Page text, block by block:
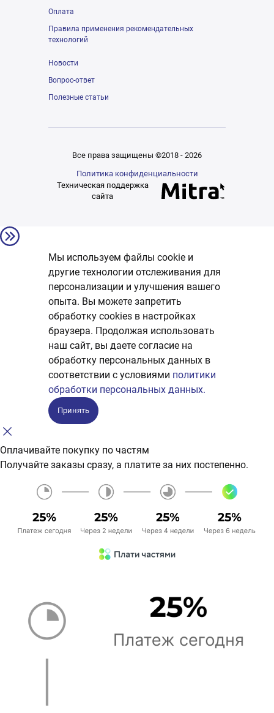
Оплата
Правила применения рекомендательных
технологий
Новости
Вопрос-ответ
Полезные статьи
Все права защищены ©2018 - 2026
Политика конфиденциальности
Техническая поддержка
сайта
Мы используем файлы cookie и
другие технологии отслеживания для
персонализации и улучшения вашего
опыта. Вы можете запретить
обработку сookies в настройках
браузера. Продолжая использовать
наш сайт, вы даете согласие на
обработку персональных данных в
соответствии с условиями политики
обработки персональных данных.
Принять
Оплачивайте покупку по частям
Получайте заказы сразу, а платите за них постепенно.